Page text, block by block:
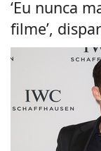
‘Eu nunca
filme’,